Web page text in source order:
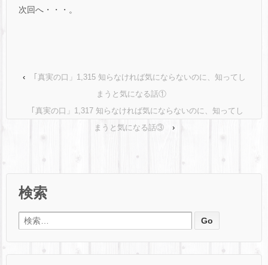
次回へ・・・。
‹
｢真実の口」1,315 知らなければ気にならないのに、知ってし
まうと気になる話①
｢真実の口」1,317 知らなければ気にならないのに、知ってし
まうと気になる話③
›
検索
検索: